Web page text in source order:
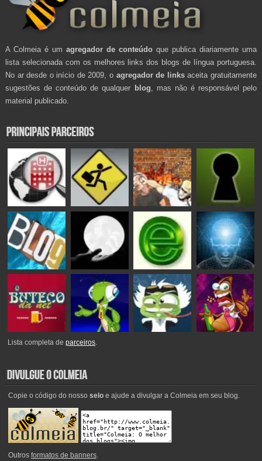
A Colmeia é um agregador de conteúdo que publica diariamente uma
lista selecionada com os melhores links dos blogs de língua portuguesa.
No ar desde o início de 2009, o agregador de linksaceita gratuitamente
sugestões de conteúdo de qualquer blog , mas não é responsável pelo
material publicado.
Lista completa deparceiros.
Copie o código do nosso seloe ajude a divulgar a Colmeia em seu blog.
Outros formatos de banners.